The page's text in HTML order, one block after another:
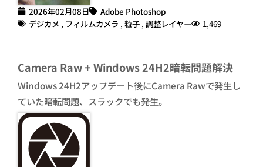
2026年02月08日
Adobe Photoshop
デジカメ , フィルムカメラ , 粒子 , 調整レイヤー 1,469
Camera Raw + Windows 24H2暗転問題解決
Windows 24H2アップデート後にCamera Rawで発生し
ていた暗転問題、スラックでも発生。